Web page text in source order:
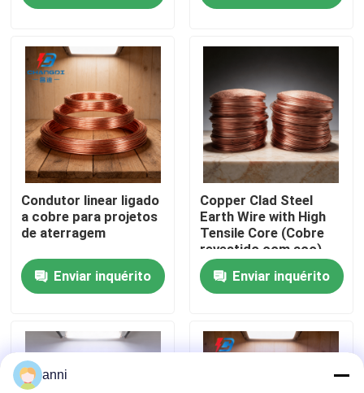
Quem Somos
Fábrica
Controle de Qualidade
Fale Conosco
notícias
Todos os casos
Pedir um orçamento
Condutor linear ligado
a cobre para projetos
de aterragem
Enviar inquérito
Copper Clad Steel
Earth Wire with High
Tensile Core (Cobre
revestido com aço)
Enviar inquérito
anni